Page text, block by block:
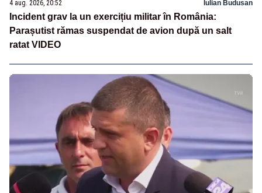
4 aug. 2026, 20:52 Iulian Budusan
Incident grav la un exercițiu militar în România:
Parașutist rămas suspendat de avion după un salt
ratat VIDEO